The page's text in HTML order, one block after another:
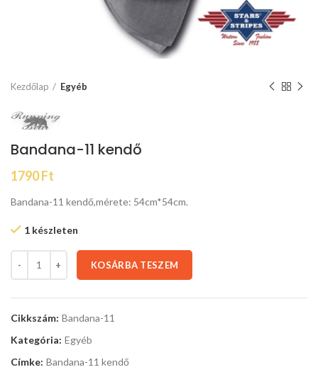
Kezdőlap Egyéb
Bandana-11 kendő
1790Ft
Bandana-11 kendő,mérete: 54cm*54cm.
1 készleten
KOSÁRBA TESZEM
Cikkszám: Bandana-11
Kategória: Egyéb
Címke: Bandana-11 kendő